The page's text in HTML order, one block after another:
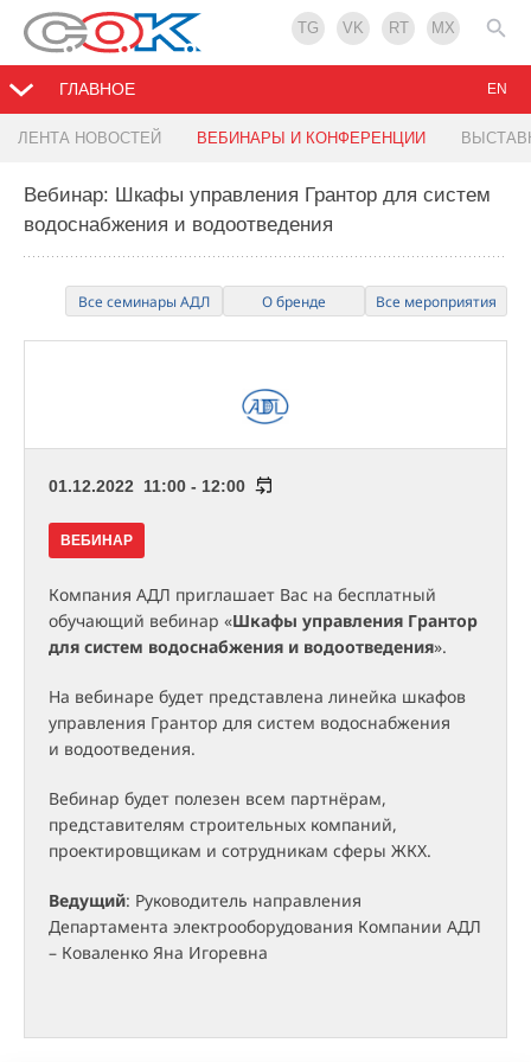
TG VK RT MX
ГЛАВНОЕ
ЛЕНТА НОВОСТЕЙ ВЕБИНАРЫ И КОНФЕРЕНЦИИ
EN
Вебинар: Шкафы управления Грантор для систем
водоснабжения и водоотведения
Все семинары АДЛ О бренде Все мероприятия
01.12.2022 11:00 - 12:00
ВЕБИНАР
Компания АДЛ приглашает Вас на бесплатный
обучающий вебинар «Шкафы управления Грантор
для систем водоснабжения и водоотведения».
На вебинаре будет представлена линейка шкафов
управления Грантор для систем водоснабжения
и водоотведения.
Вебинар будет полезен всем партнёрам,
представителям строительных компаний,
проектировщикам и сотрудникам сферы ЖКХ.
Ведущий: Руководитель направления
Департамента электрооборудования Компании АДЛ
– Коваленко Яна Игоревна